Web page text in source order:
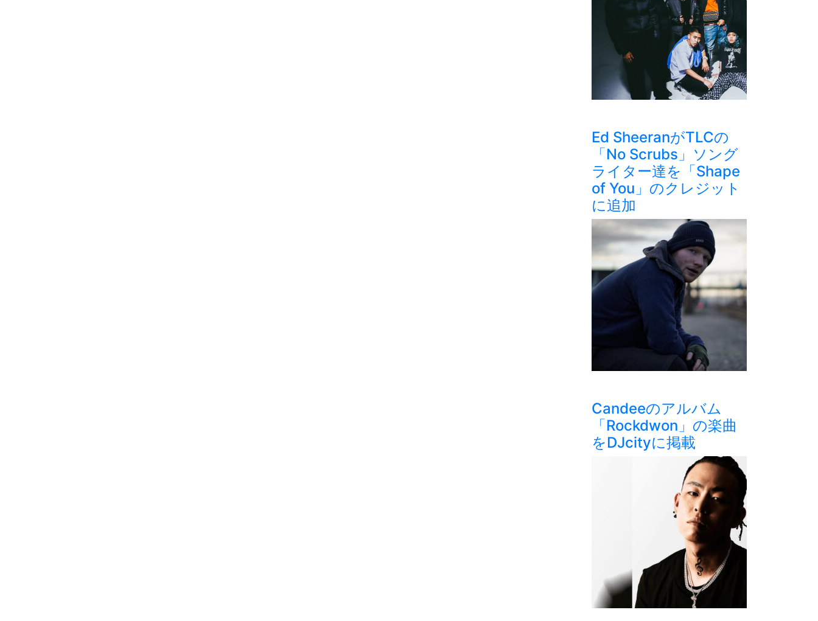
Ed SheeranがTLCの
「No Scrubs」ソング
ライター達を「Shape
of You」のクレジット
に追加
Candeeのアルバム
「Rockdwon」の楽曲
をDJcityに掲載